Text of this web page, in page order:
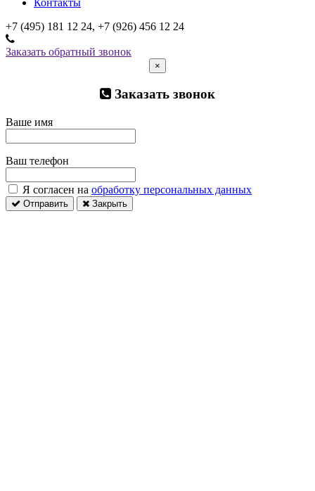
+7 (495) 181 12 24, +7 (926) 456 12 24
Заказать обратный звонок
×
Заказать звонок
Ваше имя
Ваш телефон
Я согласен на обработку персональных данных
Отправить Закрыть